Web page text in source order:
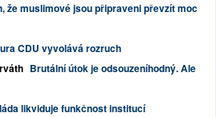
že muslimové jsou připraveni převzít moc
CDU vyvolává rozruch
Brutální útok je odsouzeníhodný. Ale
likviduje funkčnost institucí